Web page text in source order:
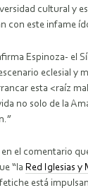
cultural y
con este infame
Espinoza- el
eclesial y
esta <raíz
no solo de la
el comentario
“la Red Iglesias y
está